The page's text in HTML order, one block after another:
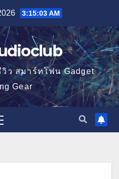
3:15:03 AM
ว สมาร์ทโฟน Gadget
Gear